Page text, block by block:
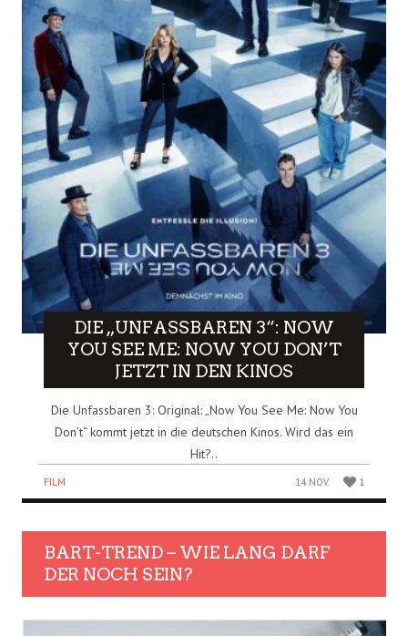
DIE „UNFASSBAREN 3“: NOW
YOU SEE ME: NOW YOU DON’T
JETZT IN DEN KINOS
Die Unfassbaren 3: Original: „Now You See Me: Now You
Don’t“ kommt jetzt in die deutschen Kinos. Wird das ein
Hit?..
FILM 14 NOV. 1
BART-TREND – WIE LANG DARF
DER NOCH SEIN?